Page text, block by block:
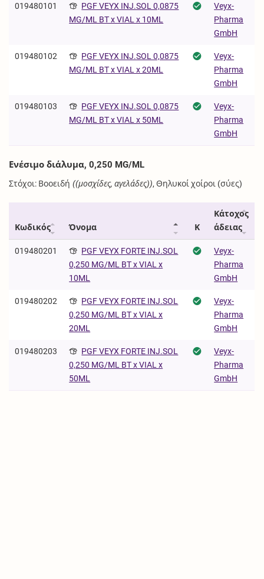
019480101
PGF VEYX INJ.SOL 0,0875
MG/ML BT x VIAL x 10ML
Veyx-
Pharma
GmbH
019480102
PGF VEYX INJ.SOL 0,0875
MG/ML BT x VIAL x 20ML
Veyx-
Pharma
GmbH
019480103
PGF VEYX INJ.SOL 0,0875
MG/ML BT x VIAL x 50ML
Veyx-
Pharma
GmbH
Ενέσιμο διάλυμα, 0,250 MG/ML
Στόχοι: Βοοειδή ((μοσχίδες, αγελάδες)), Θηλυκοί χοίροι (σύες)
Κωδικός Όνομα Κ
Κάτοχος
άδειας
019480201
PGF VEYX FORTE INJ.SOL
0,250 MG/ML BT x VIAL x
10ML
Veyx-
Pharma
GmbH
019480202
PGF VEYX FORTE INJ.SOL
0,250 MG/ML BT x VIAL x
20ML
Veyx-
Pharma
GmbH
019480203
PGF VEYX FORTE INJ.SOL
0,250 MG/ML BT x VIAL x
50ML
Veyx-
Pharma
GmbH